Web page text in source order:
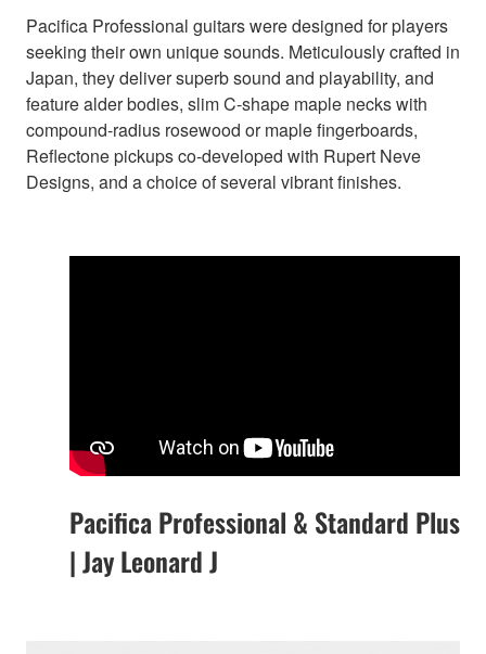
Pacifica Professional guitars were designed for players
seeking their own unique sounds. Meticulously crafted in
Japan, they deliver superb sound and playability, and
feature alder bodies, slim C-shape maple necks with
compound-radius rosewood or maple fingerboards,
Reflectone pickups co-developed with Rupert Neve
Designs, and a choice of several vibrant finishes.
Pacifica Professional & Standard Plus
| Jay Leonard J